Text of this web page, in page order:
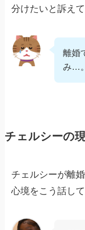
分けたいと訴え
離婚
み…
チェルシーの
チェルシーが離
心境をこう話して